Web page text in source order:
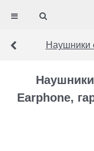
Наушники
Earphone,